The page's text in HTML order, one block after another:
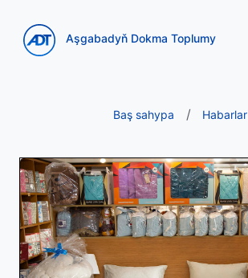
Aşgabadyň Dokma Toplumy
Baş sahypa Habarlar